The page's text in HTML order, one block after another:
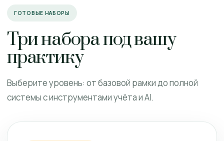
ГОТОВЫЕ НАБОРЫ
Три набора под вашу
практику
Выберите уровень: от базовой рамки до полной
системы с инструментами учёта и AI.